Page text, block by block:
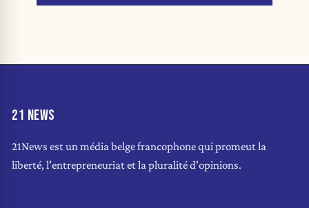
21 NEWS
21News est un média belge francophone qui promeut la
liberté, l'entrepreneuriat et la pluralité d'opinions.